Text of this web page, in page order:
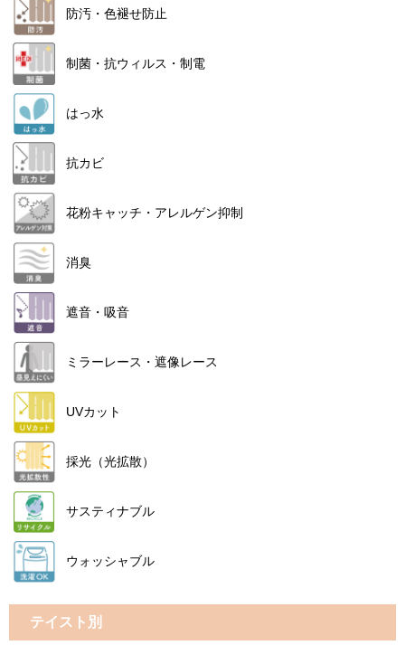
防汚・色褪せ防止
制菌・抗ウィルス・制電
はっ水
抗カビ
花粉キャッチ・アレルゲン抑制
消臭
遮音・吸音
ミラーレース・遮像レース
UVカット
採光（光拡散）
サスティナブル
ウォッシャブル
テイスト別